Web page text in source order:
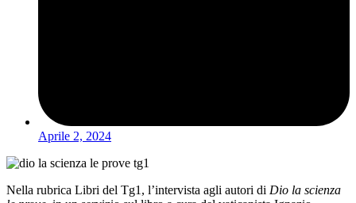
Aprile 2, 2024
Nella rubrica Libri del Tg1, l’intervista agli autori di Dio la scienza